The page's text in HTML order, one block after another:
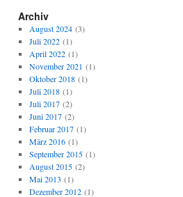
Archiv
August 2024(3)
Juli 2022(1)
April 2022(1)
November 2021 (1)
Oktober 2018(1)
Juli 2018(1)
Juli 2017(2)
Juni 2017(2)
Februar 2017(1)
März 2016(1)
September 2015(1)
August 2015(2)
Mai 2013 (1)
Dezember 2012(1)